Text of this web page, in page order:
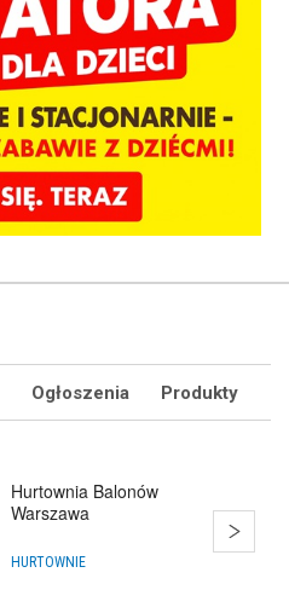
Ogłoszenia Produkty
Bańki Mydlane
Warszawa
HURTOWNIE